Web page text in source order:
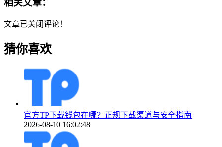
相关文章：
文章已关闭评论！
猜你喜欢
官方TP下载钱包在哪？正规下载渠道与安全指南
2026-08-10 16:02:48